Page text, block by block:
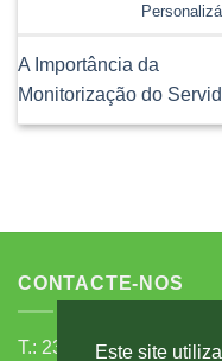
A Importância da
Monitorização do
CONTACTE-NOS
T.: 239 792 750 -
Este site